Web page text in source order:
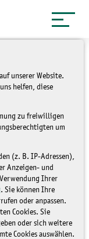
unserer Website.
helfen, diese
zu freiwilligen
um
(z. B. IP-Adressen),
Anzeigen- und
Ihrer
. Sie können Ihre
oder anpassen.
Cookies. Sie
oder sich weitere
Cookies auswählen.
werden
und